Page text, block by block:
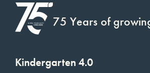
75 Years of
Kindergarten 4.0